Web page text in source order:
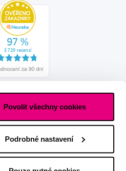
Povolit všechny cookies
Podrobné nastavení